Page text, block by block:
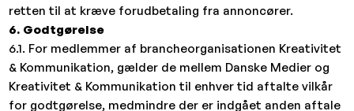
retten til at kræve forudbetaling fra annoncører.
6. Godtgørelse
6.1. For medlemmer af brancheorganisationen Kreativitet
& Kommunikation, gælder de mellem Danske Medier og
Kreativitet & Kommunikation til enhver tid aftalte vilkår
for godtgørelse, medmindre der er indgået anden aftale